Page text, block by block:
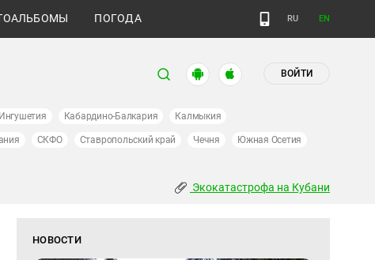
ПОГОДА RU EN
ВОЙТИ
Ингушетия Кабардино-Балкария Калмыкия
СКФО Ставропольский край Чечня Южная Осетия
Экокатастрофа на Кубани
НОВОСТИ